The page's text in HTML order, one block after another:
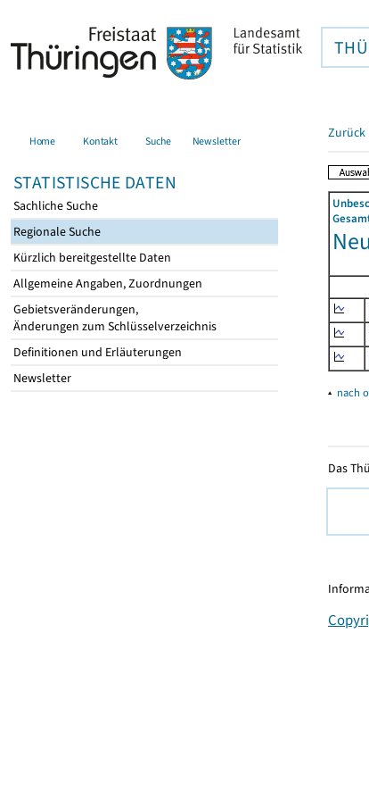
Home Kontakt Suche Newsletter
STATISTISCHE DATEN
Sachliche Suche
Regionale Suche
Kürzlich bereitgestellte Daten
Allgemeine Angaben, Zuordnungen
Gebietsveränderungen,
Änderungen zum Schlüsselverzeichnis
Definitionen und Erläuterungen
Newsletter
Zurück
▴ nach
Das